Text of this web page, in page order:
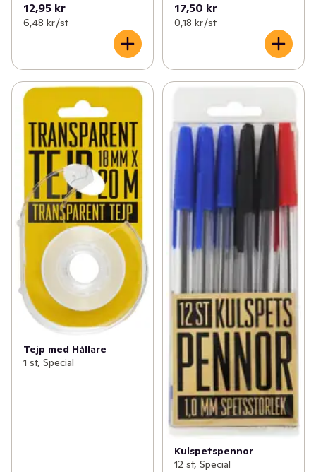
12,95 kr
6,48 kr /st
17,50 kr
0,18 kr /st
Tejp med Hållare
1 st, Special
Kulspetspennor
12 st, Special